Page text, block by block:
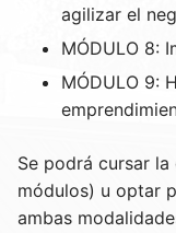
agilizar el
MÓDULO 8:
MÓDULO 9:
Se podrá cursar
módulos) u optar
ambas